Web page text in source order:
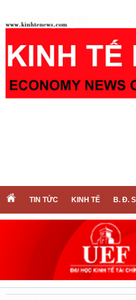
TIN TỨC KINH TẾ B. Đ.